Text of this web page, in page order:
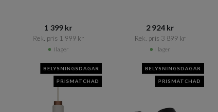
1 399 kr​​
Rek. pris 1 999 kr​​
I lager
2 924 kr​​
Rek. pris 3 899 kr​​
I lager
BELYSNINGSDAGAR
PRISMATCHAD
BELYSNINGSDAGAR
PRISMATCHAD